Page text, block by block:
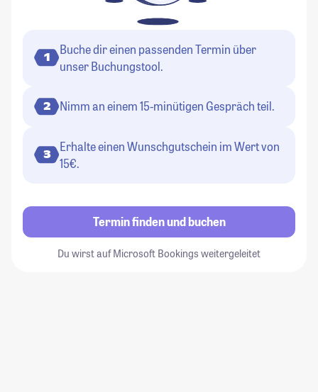
1
Buche dir einen passenden Termin über
unser Buchungstool.
2 Nimm an einem 15-minütigen Gespräch teil.
3
Erhalte einen Wunschgutschein im Wert von
15€.
Termin finden und buchen
Du wirst auf Microsoft Bookings weitergeleitet